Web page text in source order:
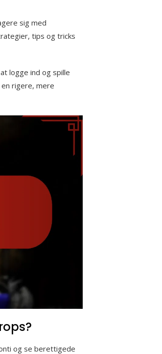
sig med
tips og tricks
logge ind og spille
rigere, mere
og se berettigede